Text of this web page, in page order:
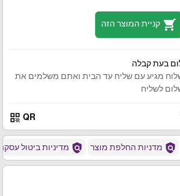
shopping_cart קניית המוצר הזה
בעת קבלה
מגיע עם שליח עד הבית ואתם משלמים את
לשליח
QR
qr_code
policy מדניות החלפת מוצר policy מדיניות ביטול